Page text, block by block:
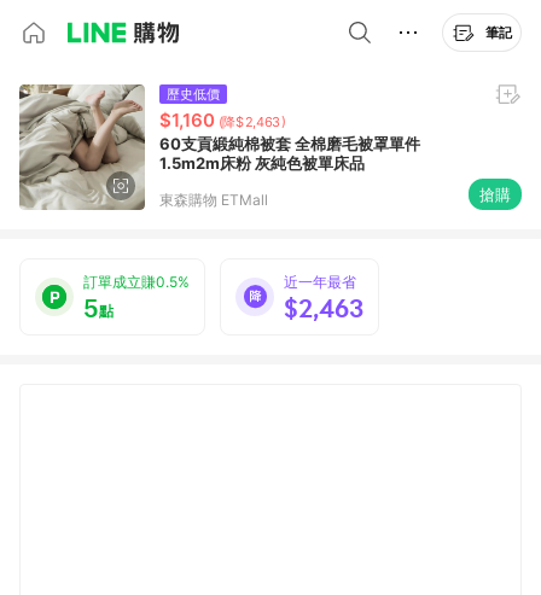
筆記
歷史低價
$1,160 (降$2,463)
60支貢緞純棉被套 全棉磨毛被罩單件
1.5m2m床粉 灰純色被單床品
東森購物 ETMall 搶購
訂單成立賺0.5%
5點
近一年最省
$2,463